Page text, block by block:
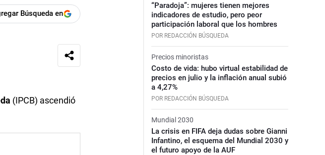
Búsqueda en
(IPCB) ascendió
“Paradoja”: mujeres tienen mejores
indicadores de estudio, pero peor
participación laboral que los hombres
POR REDACCIÓN BÚSQUEDA
Precios minoristas
Costo de vida: hubo virtual estabilidad de
precios en julio y la inflación anual subió
a 4,27%
POR REDACCIÓN BÚSQUEDA
Mundial 2030
La crisis en FIFA deja dudas sobre Gianni
Infantino, el esquema del Mundial 2030 y
el futuro apoyo de la AUF